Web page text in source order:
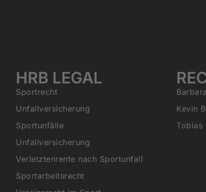
HRB LEGAL
Sportrecht
Unfallversicherung
Sportunfälle
Unfallversicherung
Verletztenrente nach Sportunfall
Sportarbeitsrecht
Kevin
Tobias